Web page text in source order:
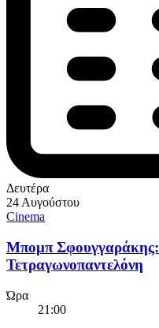
Δευτέρα
24 Αυγούστου
Cinema
Μπομπ
Τετραγωνοπαντελόνη
Ώρα
21:00